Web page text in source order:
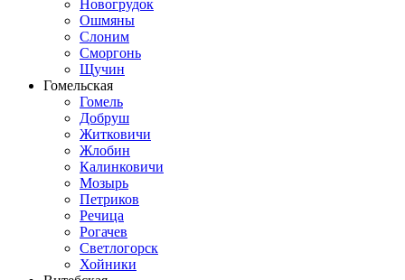
Новогрудок
Ошмяны
Слоним
Сморгонь
Щучин
Гомельская
Гомель
Добруш
Житковичи
Жлобин
Калинковичи
Мозырь
Петриков
Речица
Рогачев
Светлогорск
Хойники